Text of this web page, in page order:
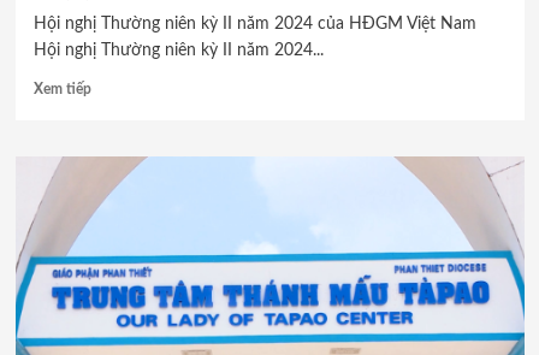
Hội nghị Thường niên kỳ II năm 2024 của HĐGM Việt Nam
Hội nghị Thường niên kỳ II năm 2024...
Xem tiếp